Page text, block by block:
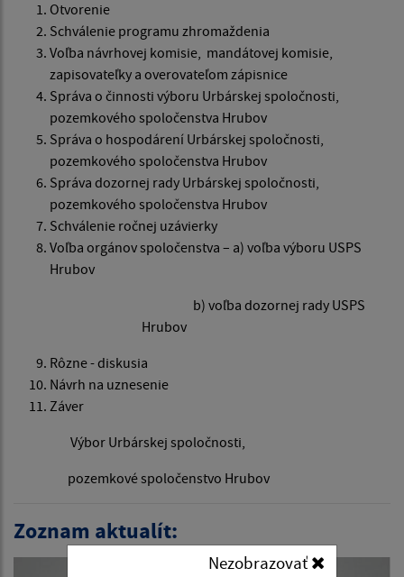
Nezobrazovať
Otvorenie
Schválenie programu zhromaždenia
Voľba návrhovej komisie, mandátovej komisie,
zapisovateľky a overovateľom zápisnice
Správa o činnosti výboru Urbárskej spoločnosti,
pozemkového spoločenstva Hrubov
Správa o hospodárení Urbárskej spoločnosti,
pozemkového spoločenstva Hrubov
Správa dozornej rady Urbárskej spoločnosti,
pozemkového spoločenstva Hrubov
Schválenie ročnej uzávierky
Voľba orgánov spoločenstva – a) voľba výboru USPS
Hrubov
b) voľba dozornej rady USPS
Hrubov
Rôzne - diskusia
Návrh na uznesenie
Záver
Výbor Urbárskej spoločnosti,
pozemkové spoločenstvo Hrubov
Zoznam aktualít: